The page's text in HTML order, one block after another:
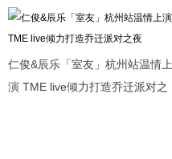
仁俊&辰乐「室友」杭州站温情上
演 TME live倾力打造乔迁派对之